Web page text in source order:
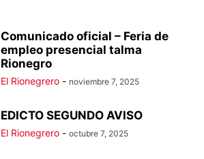
Comunicado oficial – Feria de
empleo presencial talma
Rionegro
El Rionegrero - noviembre 7, 2025
EDICTO SEGUNDO AVISO
El Rionegrero - octubre 7, 2025